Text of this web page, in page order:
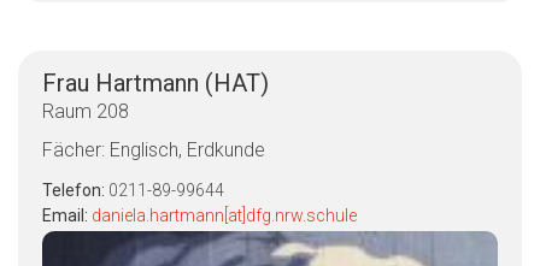
Frau Hartmann (HAT)
Raum 208
Fächer: Englisch, Erdkunde
Telefon: 0211-89-99644
Email: daniela.hartmann[at]dfg.nrw.schule